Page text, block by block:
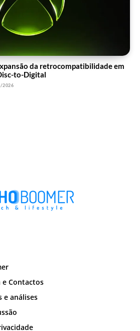
da retrocompatibilidade em
to-Digital
2026
e Contactos
e análises